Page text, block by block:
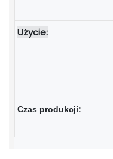
Użycie:
Czas produkcji: